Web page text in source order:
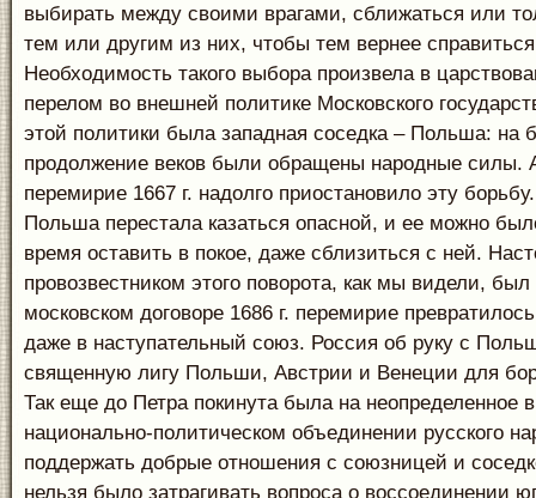
выбирать между своими врагами, сближаться или
тем или другим из них, чтобы тем вернее
Необходимость такого выбора произвела в
перелом во внешней политике Московского
этой политики была западная соседка – Польша: на
продолжение веков были обращены народные силы.
перемирие 1667 г. надолго приостановило эту
Польша перестала казаться опасной, и ее можно
время оставить в покое, даже сблизиться с ней.
провозвестником этого поворота, как мы видели,
московском договоре 1686 г. перемирие
даже в наступательный союз. Россия об руку с
священную лигу Польши, Австрии и Венеции для
Так еще до Петра покинута была на неопределенное
национально-политическом объединении русского
поддержать добрые отношения с союзницей и
нельзя было затрагивать вопроса о воссоединении